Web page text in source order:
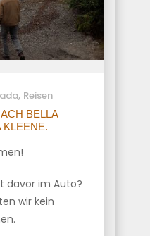
, Reisen
BELLA
KLEENE.
davor im Auto?
wir kein